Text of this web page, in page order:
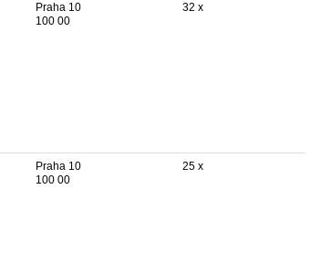
Praha 10
100 00
32 x
Praha 10
100 00
25 x